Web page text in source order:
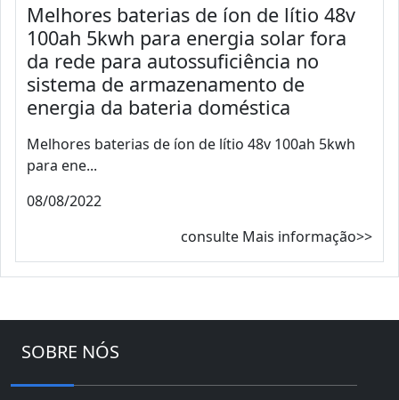
Melhores baterias de íon de lítio 48v
100ah 5kwh para energia solar fora
da rede para autossuficiência no
sistema de armazenamento de
energia da bateria doméstica
Melhores baterias de íon de lítio 48v 100ah 5kwh
para ene...
08/08/2022
consulte Mais informação>>
SOBRE NÓS